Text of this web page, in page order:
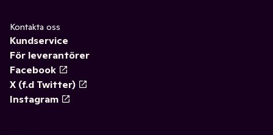
Kontakta oss
Kundservice
För leverantörer
Facebook
X (f.d Twitter)
Instagram